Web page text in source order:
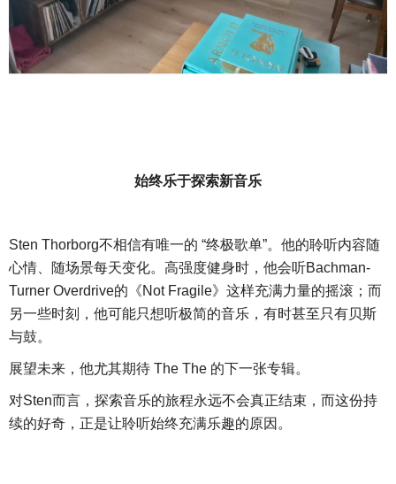
始终乐于探索新音乐
Sten Thorborg不相信有唯一的 “终极歌单”。他的聆听内容随
心情、随场景每天变化。高强度健身时，他会听Bachman-
Turner Overdrive的《Not Fragile》这样充满力量的摇滚；而
另一些时刻，他可能只想听极简的音乐，有时甚至只有贝斯
与鼓。
展望未来，他尤其期待 The The 的下一张专辑。
对Sten而言，探索音乐的旅程永远不会真正结束，而这份持
续的好奇，正是让聆听始终充满乐趣的原因。